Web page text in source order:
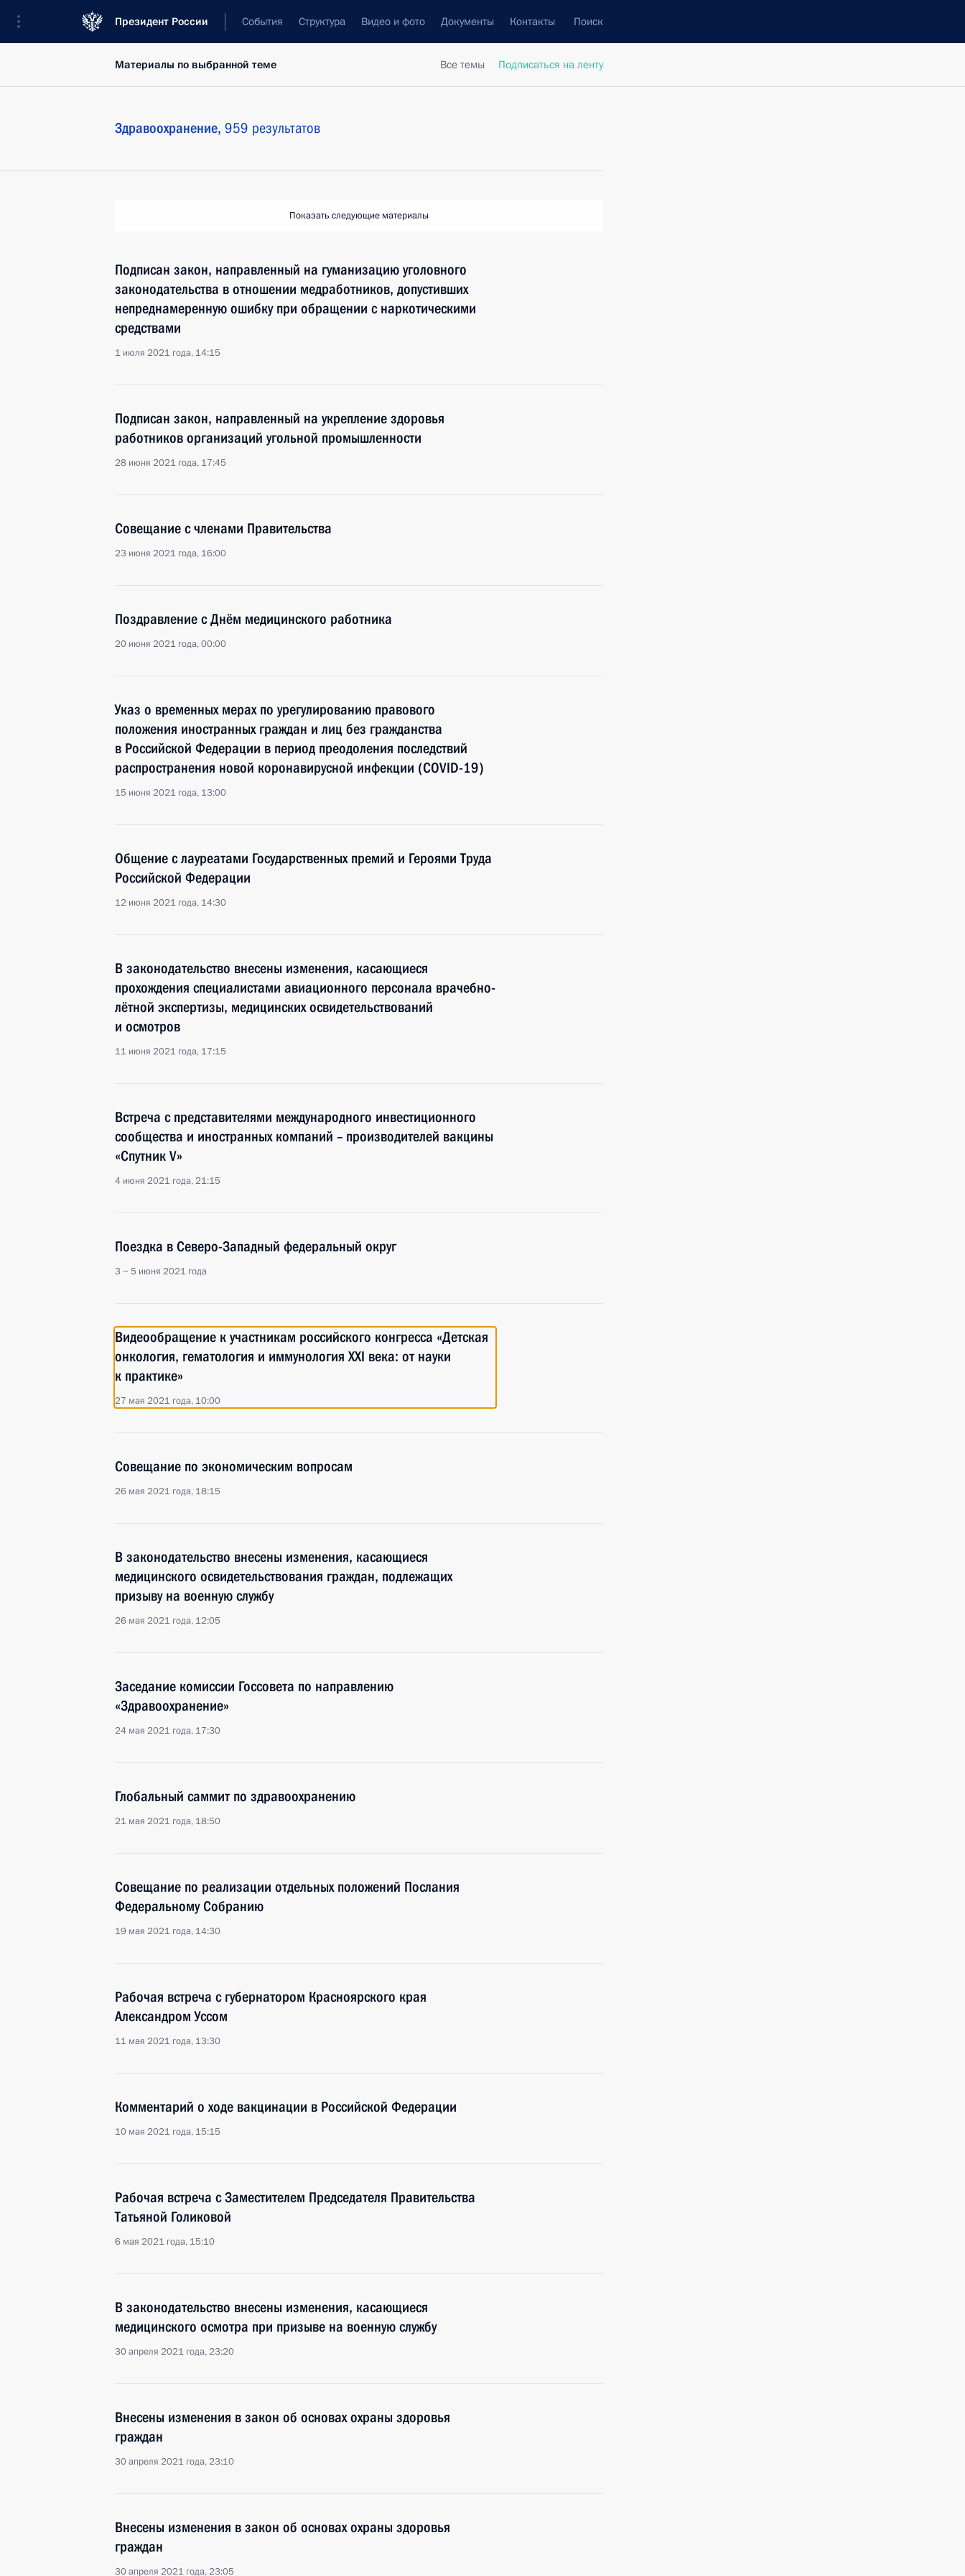
Президент России События Структура Видео и фото Документы Контакты Поиск
Все темы Подписаться на ленту
Материалы по выбранной теме
Здравоохранение, 959 результатов
Показать следующие материалы
Подписан закон, направленный на гуманизацию уголовного
законодательства в отношении медработников, допустивших
непреднамеренную ошибку при обращении с наркотическими
средствами
1 июля 2021 года, 14:15
Подписан закон, направленный на укрепление здоровья
работников организаций угольной промышленности
28 июня 2021 года, 17:45
Совещание с членами Правительства
23 июня 2021 года, 16:00
Поздравление с Днём медицинского работника
20 июня 2021 года, 00:00
Указ о временных мерах по урегулированию правового
положения иностранных граждан и лиц без гражданства
в Российской Федерации в период преодоления последствий
распространения новой коронавирусной инфекции (COVID-19)
15 июня 2021 года, 13:00
Общение с лауреатами Государственных премий и Героями Труда
Российской Федерации
12 июня 2021 года, 14:30
В законодательство внесены изменения, касающиеся
прохождения специалистами авиационного персонала врачебно-
лётной экспертизы, медицинских освидетельствований
и осмотров
11 июня 2021 года, 17:15
Встреча с представителями международного инвестиционного
сообщества и иностранных компаний – производителей вакцины
«Спутник V»
4 июня 2021 года, 21:15
Поездка в Северо-Западный федеральный округ
3 − 5 июня 2021 года
Видеообращение к участникам российского конгресса «Детская
онкология, гематология и иммунология XXI века: от науки
к практике»
27 мая 2021 года, 10:00
Совещание по экономическим вопросам
26 мая 2021 года, 18:15
В законодательство внесены изменения, касающиеся
медицинского освидетельствования граждан, подлежащих
призыву на военную службу
26 мая 2021 года, 12:05
Заседание комиссии Госсовета по направлению
«Здравоохранение»
24 мая 2021 года, 17:30
Глобальный саммит по здравоохранению
21 мая 2021 года, 18:50
Совещание по реализации отдельных положений Послания
Федеральному Собранию
19 мая 2021 года, 14:30
Рабочая встреча с губернатором Красноярского края
Александром Уссом
11 мая 2021 года, 13:30
Комментарий о ходе вакцинации в Российской Федерации
10 мая 2021 года, 15:15
Рабочая встреча с Заместителем Председателя Правительства
Татьяной Голиковой
6 мая 2021 года, 15:10
В законодательство внесены изменения, касающиеся
медицинского осмотра при призыве на военную службу
30 апреля 2021 года, 23:20
Внесены изменения в закон об основах охраны здоровья
граждан
30 апреля 2021 года, 23:10
Внесены изменения в закон об основах охраны здоровья
граждан
30 апреля 2021 года, 23:05